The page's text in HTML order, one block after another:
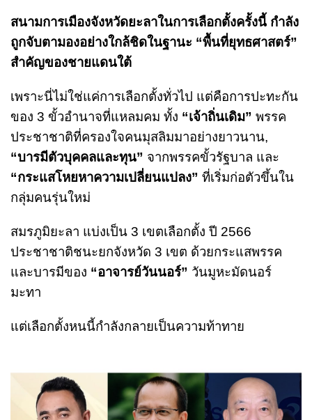
สนามการเมืองจังหวัดยะลาในการเลือกตั้งครั้งนี้ กำลัง
ถูกจับตามองอย่างใกล้ชิดในฐานะ “พื้นที่ยุทธศาสตร์”
สำคัญของชายแดนใต้
เพราะนี่ไม่ใช่แค่การเลือกตั้งทั่วไป แต่คือการปะทะกัน
ของ 3 ขั้วอำนาจที่แหลมคม ทั้ง “เจ้าถิ่นเดิม” พรรค
ประชาชาติที่ครองใจคนมุสลิมมาอย่างยาวนาน,
“บารมีตัวบุคคลและทุน” จากพรรคขั้วรัฐบาล และ
“กระแสโหยหาความเปลี่ยนแปลง” ที่เริ่มก่อตัวขึ้นใน
กลุ่มคนรุ่นใหม่
สมรภูมิยะลา แบ่งเป็น 3 เขตเลือกตั้ง ปี 2566
ประชาชาติชนะยกจังหวัด 3 เขต ด้วยกระแสพรรค
และบารมีของ “อาจารย์วันนอร์” วันมูหะมัดนอร์
มะทา
แต่เลือกตั้งหนนี้กำลังกลายเป็นความท้าทาย